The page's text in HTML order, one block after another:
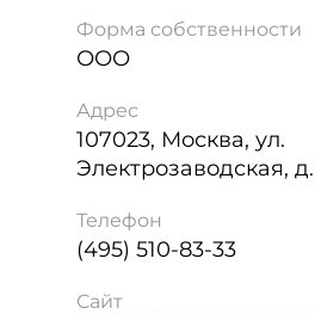
Форма собственности
ООО
Адрес
107023, Москва, ул.
Электрозаводская,
Телефон
(495) 510-83-33
Сайт